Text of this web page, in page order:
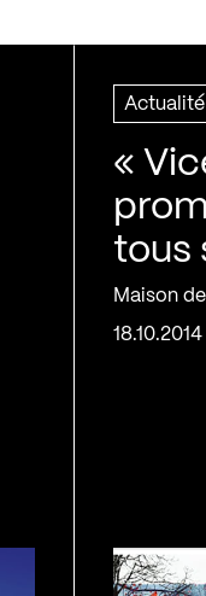
Actualité
«
tous
Maison
18.10.2014